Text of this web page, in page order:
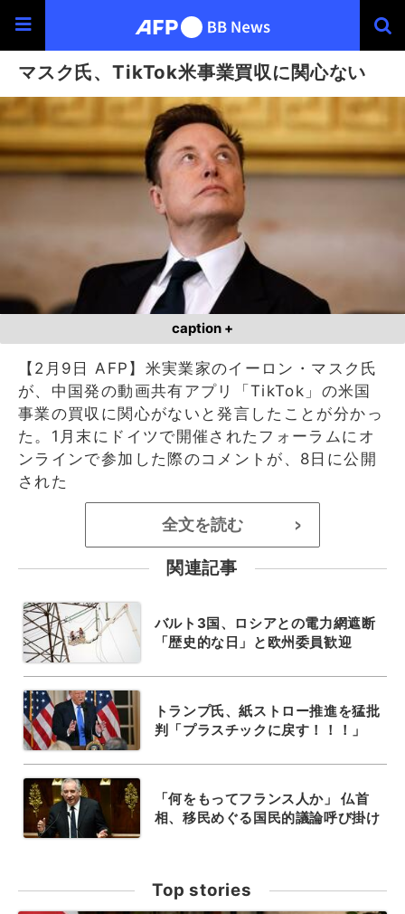
マスク氏、TikTok米事業買収に関心ない
caption +
【2月9日 AFP】米実業家のイーロン・マスク氏
が、中国発の動画共有アプリ「TikTok」の米国
事業の買収に関心がないと発言したことが分かっ
た。1月末にドイツで開催されたフォーラムにオ
ンラインで参加した際のコメントが、8日に公開
された
全文を読む >
関連記事
バルト3国、ロシアとの電力網遮断
「歴史的な日」と欧州委員歓迎
トランプ氏、紙ストロー推進を猛批
判「プラスチックに戻す！！！」
「何をもってフランス人か」 仏首
相、移民めぐる国民的議論呼び掛け
Top stories